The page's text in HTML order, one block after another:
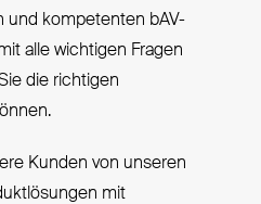
und kompetenten bAV-
alle wichtigen Fragen
die richtigen
Kunden von unseren
mit